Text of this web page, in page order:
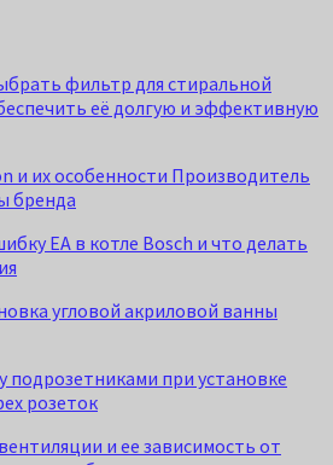
фильтр для стиральной
её долгую и эффективную
и их особенности Производитель
бренда
EA в котле Bosch и что делать
угловой акриловой ванны
подрозетниками при установке
розеток
и ее зависимость от